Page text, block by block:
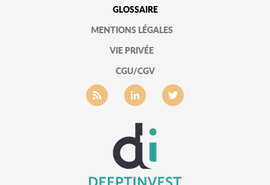
GLOSSAIRE
MENTIONS LÉGALES
VIE PRIVÉE
CGU/CGV